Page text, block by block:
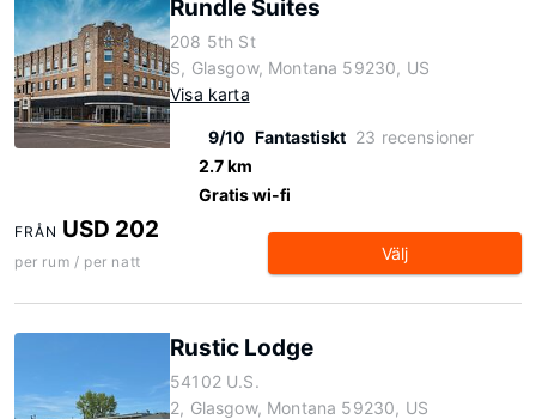
Rundle Suites
208 5th St
S, Glasgow, Montana 59230, US
Visa karta
9/10 Fantastiskt 23 recensioner
2.7 km
Gratis wi-fi
FRÅN USD 202
per rum / per natt Välj
Rustic Lodge
54102 U.S.
2, Glasgow, Montana 59230, US